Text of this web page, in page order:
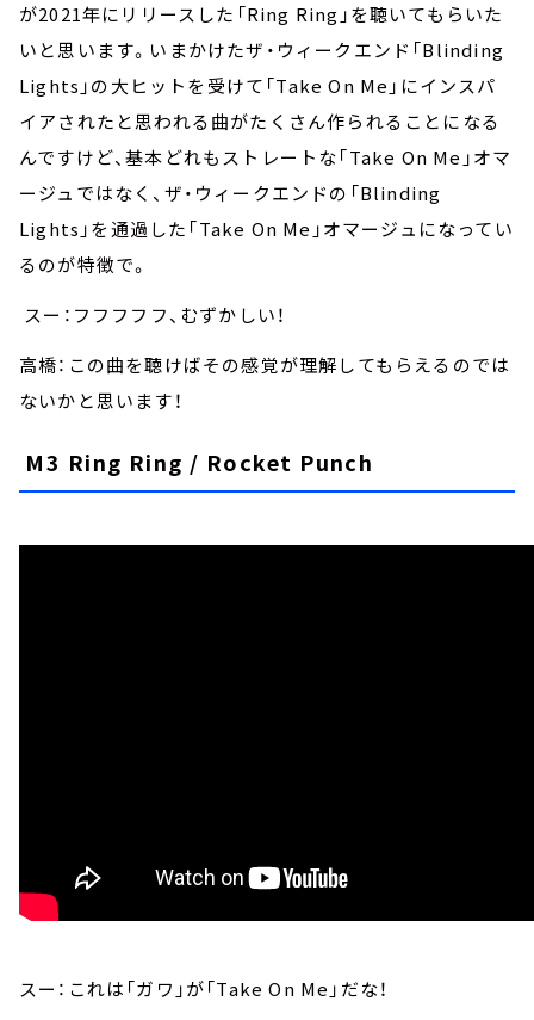
が2021年にリリースした「Ring Ring」を聴いてもらいた
いと思います。いまかけたザ・ウィークエンド「Blinding
Lights」の大ヒットを受けて「Take On Me」にインスパ
イアされたと思われる曲がたくさん作られることになる
んですけど、基本どれもストレートな「Take On Me」オマ
ージュではなく、ザ・ウィークエンドの「Blinding
Lights」を通過した「Take On Me」オマージュになってい
るのが特徴で。
スー：フフフフフ、むずかしい！
高橋：この曲を聴けばその感覚が理解してもらえるのでは
ないかと思います！
M3 Ring Ring / Rocket Punch
スー：これは「ガワ」が「Take On Me」だな！